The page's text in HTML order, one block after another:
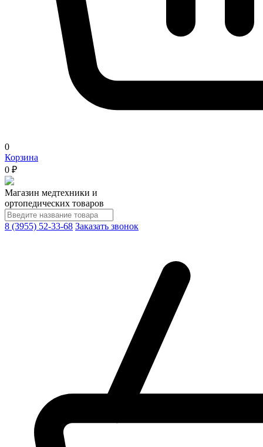
0
Корзина
0 ₽
Магазин медтехники и
ортопедических товаров
8 (3955) 52-33-68 Заказать звонок